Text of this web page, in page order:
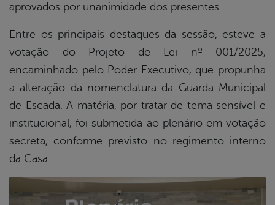
aprovados por unanimidade dos presentes.
Entre os principais destaques da sessão, esteve a
votação do Projeto de Lei nº 001/2025,
encaminhado pelo Poder Executivo, que propunha
a alteração da nomenclatura da Guarda Municipal
de Escada. A matéria, por tratar de tema sensível e
institucional, foi submetida ao plenário em votação
secreta, conforme previsto no regimento interno
da Casa.